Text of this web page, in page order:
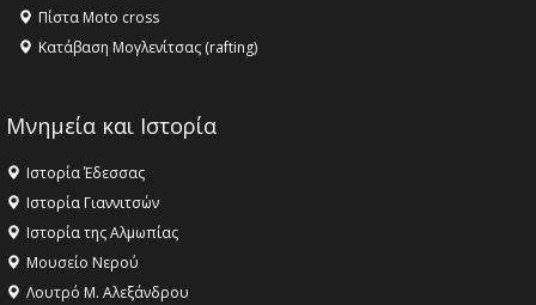
Πίστα Moto cross
Κατάβαση Μογλενίτσας (rafting)
Μνημεία και Ιστορία
Ιστορία Έδεσσας
Ιστορία Γιαννιτσών
Ιστορία της Αλμωπίας
Μουσείο Νερού
Λουτρό Μ. Αλεξάνδρου